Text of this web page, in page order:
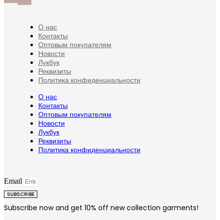
О нас
Контакты
Оптовым покупателям
Новости
Лукбук
Реквизиты
Политика конфиденциальности
О нас
Контакты
Оптовым покупателям
Новости
Лукбук
Реквизиты
Политика конфиденциальности
Email
SUBSCRIBE
Subscribe now and get 10% off new collection garments!